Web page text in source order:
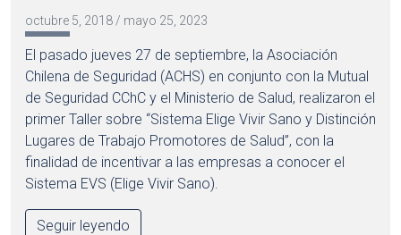
octubre 5, 2018 / mayo 25, 2023
El pasado jueves 27 de septiembre, la Asociación
Chilena de Seguridad (ACHS) en conjunto con la Mutual
de Seguridad CChC y el Ministerio de Salud, realizaron el
primer Taller sobre “Sistema Elige Vivir Sano y Distinción
Lugares de Trabajo Promotores de Salud”, con la
finalidad de incentivar a las empresas a conocer el
Sistema EVS (Elige Vivir Sano).
Seguir leyendo